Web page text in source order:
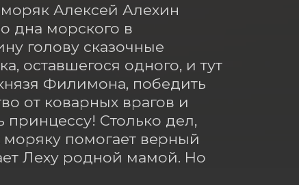
Алексей Алехин
дна морского в
голову сказочные
оставшегося одного, и тут
Филимона, победить
от коварных врагов и
Столько дел,
помогает верный
Леху родной мамой. Но